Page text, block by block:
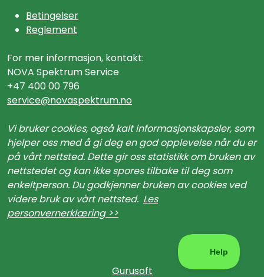
Betingelser
Reglement
For mer informasjon, kontakt:
NOVA Spektrum Service
+47 400 00 796
service@novaspektrum.no
Vi bruker cookies, også kalt informasjonskapsler, som
hjelper oss med å gi deg en god opplevelse når du er
på vårt nettsted. Dette gir oss statistikk om bruken av
nettstedet og kan ikke spores tilbake til deg som
enkeltperson. Du godkjenner bruken av cookies ved
videre bruk av vårt nettsted. Les
personvernerklæring >>
Gurusoft